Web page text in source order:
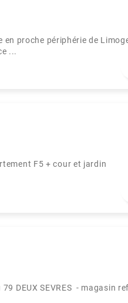
proche périphérie de
...
F5 + cour et jardin
DEUX SEVRES - magasin